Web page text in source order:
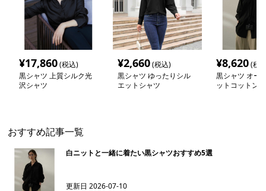
¥17,860(税込)
黒シャツ 上質シルク光
沢シャツ
¥2,660(税込)
黒シャツ ゆったりシル
エットシャツ
¥8,620(税
黒シャツ オー
ットコットン
おすすめ記事一覧
白ニットと一緒に着たい黒シャツおすすめ5選
更新日2026-07-10